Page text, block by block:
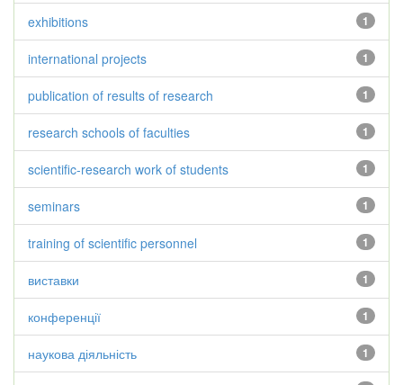
1
exhibitions
1
international projects
1
publication of results of research
1
research schools of faculties
1
scientific-research work of students
1
seminars
1
training of scientific personnel
1
виставки
1
конференції
1
наукова діяльність